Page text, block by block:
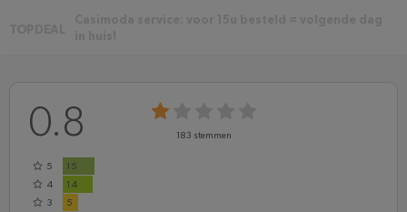
0.8 183 stemmen
5
15
4
14
3
5